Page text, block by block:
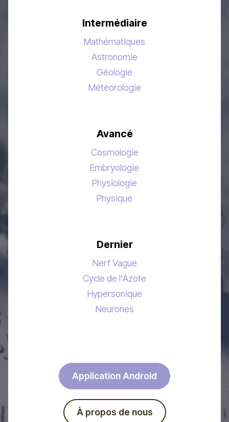
Intermédiaire
Mathématiques
Astronomie
Géologie
Météorologie
Avancé
Cosmologie
Embryologie
Physiologie
Physique
Dernier
Nerf Vague
Cycle de l'Azote
Hypersonique
Neurones
Application Android
À propos de nous